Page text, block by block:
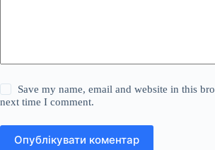
Save my name, email and website in this
next time I comment.
Опублікувати коментар